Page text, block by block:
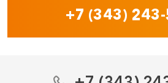
+7 (343)